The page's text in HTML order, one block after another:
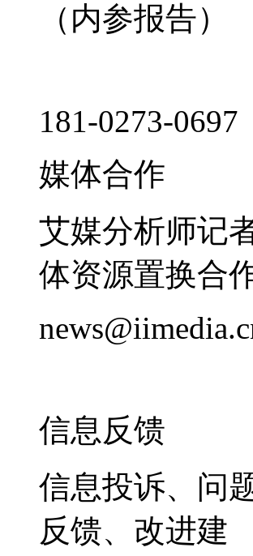
（内参报告）
181-0273-0697
媒体合作
艾媒分析师记
体资源置换合作
信息反馈
信息投诉、问
反馈、改进建